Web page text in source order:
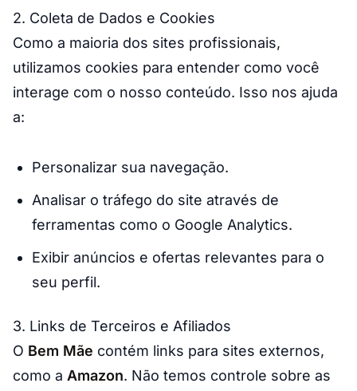
2. Coleta de Dados e Cookies
Como a maioria dos sites profissionais,
utilizamos cookies para entender como você
interage com o nosso conteúdo. Isso nos ajuda
a:
Personalizar sua navegação.
Analisar o tráfego do site através de
ferramentas como o Google Analytics.
Exibir anúncios e ofertas relevantes para o
seu perfil.
3. Links de Terceiros e Afiliados
O Bem Mãe contém links para sites externos,
como a Amazon. Não temos controle sobre as